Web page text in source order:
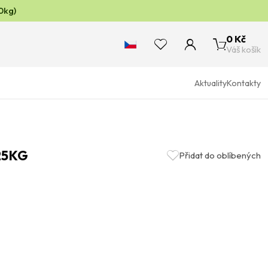
0 Kč
Váš košík
AktualityKontakty
Přidat do oblíbených